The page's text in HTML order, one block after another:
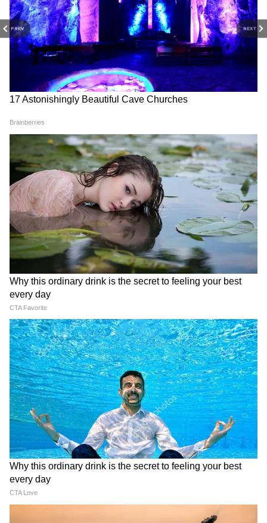
PREV NEXT
को बचाने के लिए दौड़ती दिखीं गैल
LATEST VIDEOS
Modi in IIT Delhi: '1 लाख करोड़..अंग्रेजी में
बोलूं', देश के युवाओं को Modi ने दिया बहुत बड़ा
टास्क
देर रात Rishabh Pant की इस शिकायत पर
CM Pushkar Dhami की पहली प्रतिक्रिया